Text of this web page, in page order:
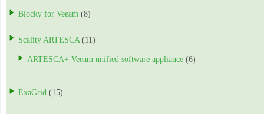
Blocky for Veeam (8)
Scality ARTESCA (11)
ARTESCA+ Veeam unified software appliance (6)
ExaGrid (15)